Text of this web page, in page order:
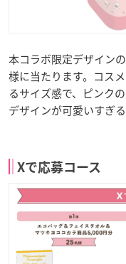
本コラボ限定デザイン
様に当たります。コス
るサイズ感で、ピンク
デザインが可愛いすぎる
Xで応募コース